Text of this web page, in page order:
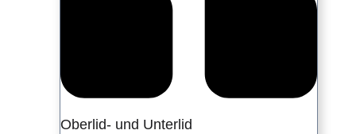
Oberlid- und Unterlid